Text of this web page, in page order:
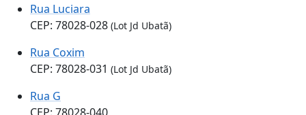
Rua Luciara
CEP: 78028-028 (Lot Jd Ubatã)
Rua Coxim
CEP: 78028-031 (Lot Jd Ubatã)
Rua G